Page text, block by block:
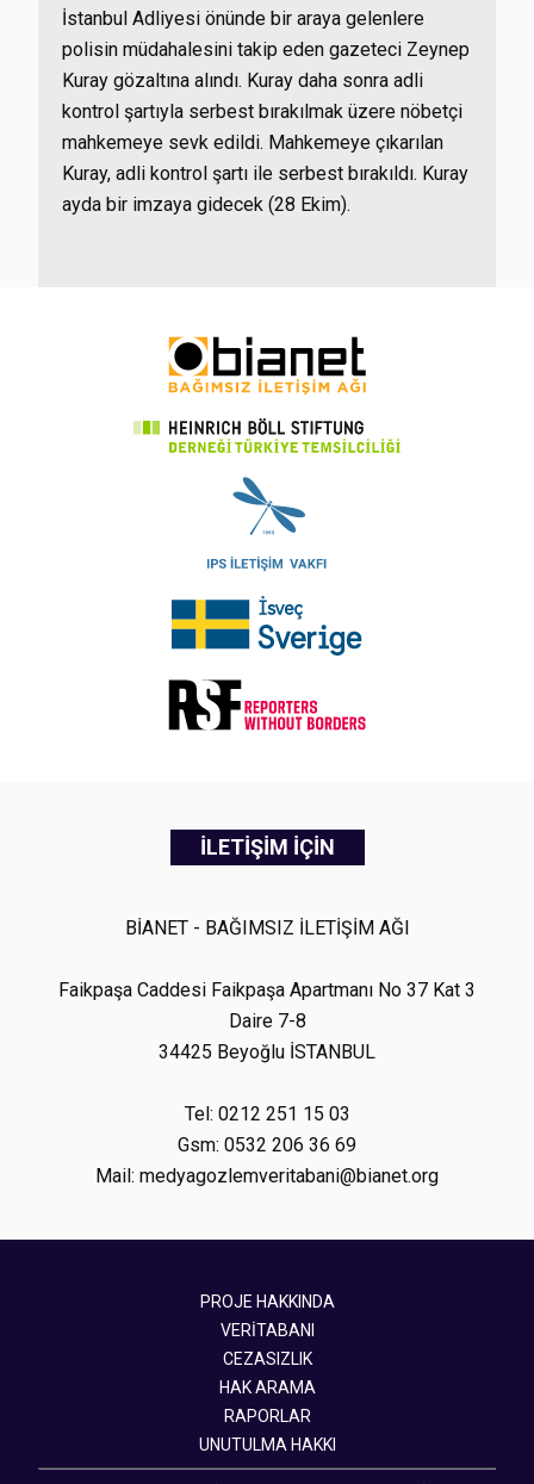
İstanbul Adliyesi önünde bir araya gelenlere
polisin müdahalesini takip eden gazeteci Zeynep
Kuray gözaltına alındı. Kuray daha sonra adli
kontrol şartıyla serbest bırakılmak üzere nöbetçi
mahkemeye sevk edildi. Mahkemeye çıkarılan
Kuray, adli kontrol şartı ile serbest bırakıldı. Kuray
ayda bir imzaya gidecek (28 Ekim).
İLETİŞİM İÇİN
BİANET - BAĞIMSIZ İLETİŞİM AĞI
Faikpaşa Caddesi Faikpaşa Apartmanı No 37 Kat 3
Daire 7-8
34425 Beyoğlu İSTANBUL
Tel: 0212 251 15 03
Gsm: 0532 206 36 69
Mail: medyagozlemveritabani@bianet.org
PROJE HAKKINDA
VERİTABANI
CEZASIZLIK
HAK ARAMA
RAPORLAR
UNUTULMA HAKKI